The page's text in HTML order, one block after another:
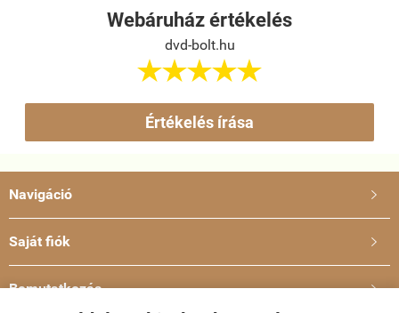
Webáruház értékelés
dvd-bolt.hu

Értékelés írása
Navigáció 
Saját fiók 
Bemutatkozás 